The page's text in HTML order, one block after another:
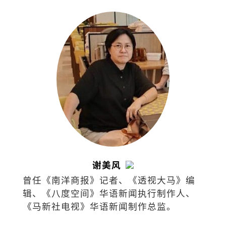
谢美风
曾任《南洋商报》记者、《透视大马》编
辑、《八度空间》华语新闻执行制作人、
《马新社电视》华语新闻制作总监。